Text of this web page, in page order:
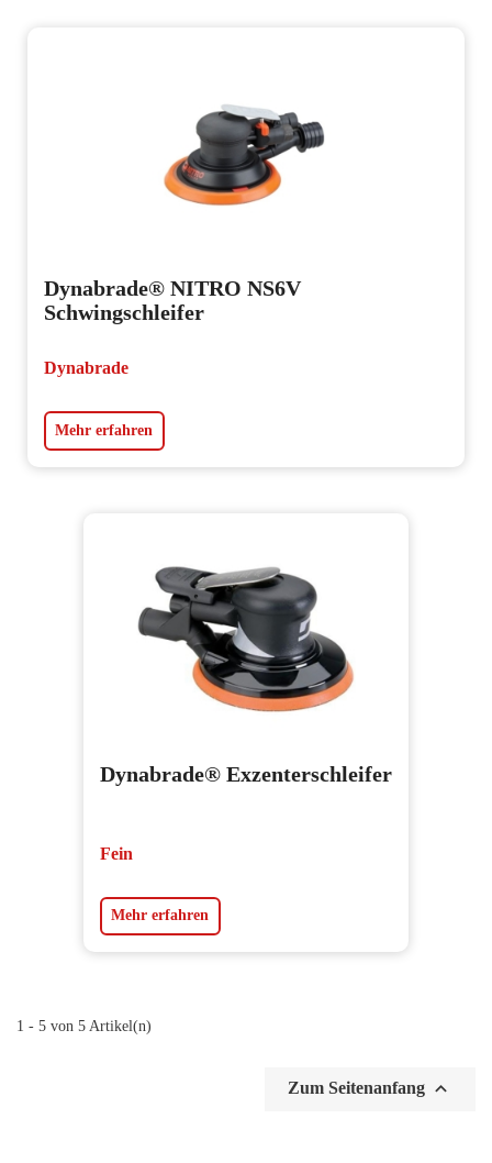
Dynabrade® NITRO NS6V
Schwingschleifer
Dynabrade
Mehr erfahren
Dynabrade® Exzenterschleifer
Fein
Mehr erfahren
1 - 5 von 5 Artikel(n)
Zum Seitenanfang 